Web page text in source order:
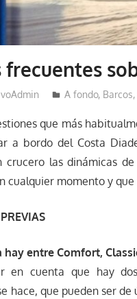
frecuentes
A fondo, Barcos,
que más
a bordo del Costa
crucero las dinámicas
cualquier momento y
hay entre Comfort,
en cuenta que hay
hace, que pueden ser